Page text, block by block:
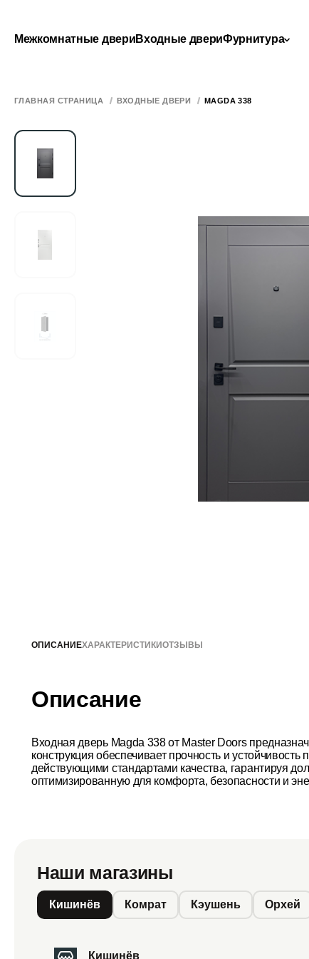
Межкомнатные двериВходные двериФурнитура
ГЛАВНАЯ СТРАНИЦА ВХОДНЫЕ ДВЕРИ MAGDA 338
ОПИСАНИЕХАРАКТЕРИСТИКИОТЗЫВЫ
Описание
Входная дверь Magda 338 от Master Doors
конструкция обеспечивает прочность и
действующими стандартами качества, гарантируя
оптимизированную для комфорта, безопасности и
Наши магазины
Кишинёв Комрат Кэушень Орхей
Кишинёв